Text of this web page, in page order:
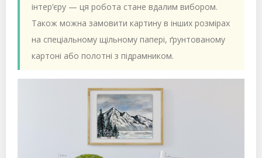
інтер’єру — ця робота стане вдалим вибором.
Також можна замовити картину в інших розмірах
на спеціальному щільному папері, ґрунтованому
картоні або полотні з підрамником.